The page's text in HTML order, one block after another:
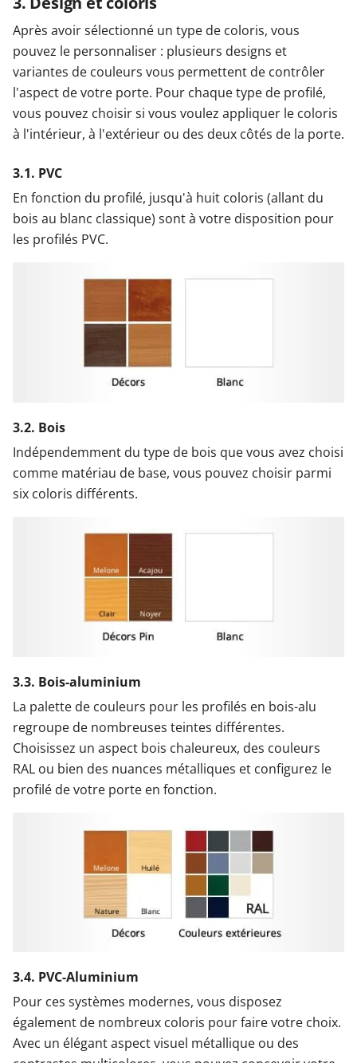
Après avoir sélectionné un type de coloris, vous
pouvez le personnaliser : plusieurs designs et
variantes de couleurs vous permettent de contrôler
l'aspect de votre porte. Pour chaque type de profilé,
vous pouvez choisir si vous voulez appliquer le coloris
à l'intérieur, à l'extérieur ou des deux côtés de la porte.
3.1. PVC
En fonction du profilé, jusqu'à huit coloris (allant du
bois au blanc classique) sont à votre disposition pour
les profilés PVC.
3.2. Bois
Indépendemment du type de bois que vous avez choisi
comme matériau de base, vous pouvez choisir parmi
six coloris différents.
3.3. Bois-aluminium
La palette de couleurs pour les profilés en bois-alu
regroupe de nombreuses teintes différentes.
Choisissez un aspect bois chaleureux, des couleurs
RAL ou bien des nuances métalliques et configurez le
profilé de votre porte en fonction.
3.4. PVC-Aluminium
Pour ces systèmes modernes, vous disposez
également de nombreux coloris pour faire votre choix.
Avec un élégant aspect visuel métallique ou des